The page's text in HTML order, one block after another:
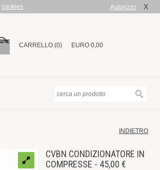
cookies. Autorizzo X
CARRELLO (0) EURO 0,00
INDIETRO
CVBN CONDIZIONATORE IN
COMPRESSE - 45,00 €